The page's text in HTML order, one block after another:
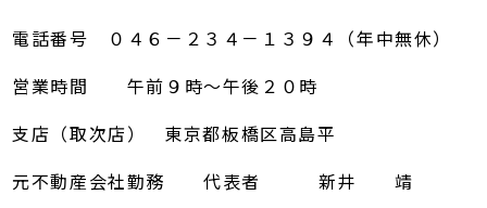
電話番号 ０４６－２３４－１３９４（年中無休）
営業時間 午前９時～午後２０時
支店（取次店） 東京都板橋区高島平
元不動産会社勤務 代表者 新井 靖